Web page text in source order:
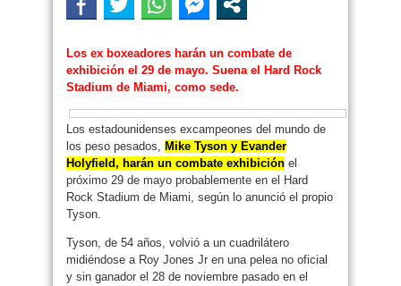
Los ex boxeadores harán un combate de
exhibición el 29 de mayo. Suena el Hard Rock
Stadium de Miami, como sede.
Los estadounidenses excampeones del mundo de
los peso pesados, Mike Tyson y Evander
Holyfield, harán un combate exhibición el
próximo 29 de mayo probablemente en el Hard
Rock Stadium de Miami, según lo anunció el propio
Tyson.
Tyson, de 54 años, volvió a un cuadrilátero
midiéndose a Roy Jones Jr en una pelea no oficial
y sin ganador el 28 de noviembre pasado en el